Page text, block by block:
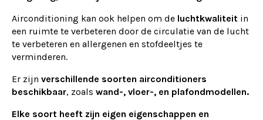
Airconditioning kan ook helpen om de luchtkwaliteit in
een ruimte te verbeteren door de circulatie van de lucht
te verbeteren en allergenen en stofdeeltjes te
verminderen.
Er zijn verschillende soorten airconditioners
beschikbaar, zoals wand-, vloer-, en plafondmodellen.
Elke soort heeft zijn eigen eigenschappen en